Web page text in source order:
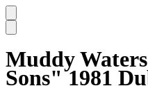
Muddy
Sons" 1981